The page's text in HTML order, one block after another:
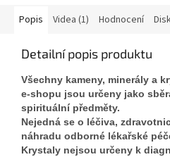
Popis Videa (1) Hodnocení
Detailní popis produktu
Všechny kameny, minerály a
e-shopu jsou určeny jako
spirituální předměty.
Nejedná se o léčiva,
náhradu odborné lékařské
Krystaly nejsou určeny k